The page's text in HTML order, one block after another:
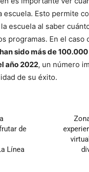
escuela. Esto permite
escuela al saber
programas. En el caso
sido más de
año 2022, un número
de su éxito.
de
Línea